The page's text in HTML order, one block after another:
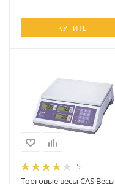
КУПИТЬ
5
Торговые весы CAS Весы